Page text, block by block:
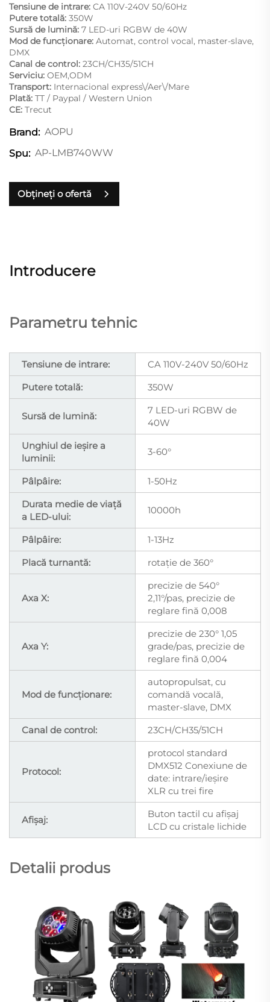
Tensiune de intrare: CA 110V-240V 50/60Hz
Putere totală: 350W
Sursă de lumină: 7 LED-uri RGBW de 40W
Mod de funcționare: Automat, control vocal, master-slave,
DMX
Canal de control: 23CH/CH35/51CH
Serviciu: OEM,ODM
Transport: Internacional express\/Aer\/Mare
Plată: TT / Paypal / Western Union
CE: Trecut
Brand: AOPU
Spu: AP-LMB740WW
Obțineți o ofertă
Introducere
Parametru tehnic
Tensiune de intrare:
CA 110V-240V 50/60Hz
Putere totală:
350W
Sursă de lumină:
7 LED-uri RGBW de
40W
Unghiul de ieșire a
luminii:
3-60°
Pâlpâire:
1-50Hz
Durata medie de viață
a LED-ului:
10000h
Pâlpâire:
1-13Hz
Placă turnantă:
rotație de 360°
Axa X:
precizie de 540°
2,11°/pas, precizie de
reglare fină 0,008
Axa Y:
precizie de 230° 1,05
grade/pas, precizie de
reglare fină 0,004
Mod de funcționare:
autopropulsat, cu
comandă vocală,
master-slave, DMX
Canal de control:
23CH/CH35/51CH
Protocol:
protocol standard
DMX512 Conexiune de
date: intrare/ieșire
XLR cu trei fire
Afișaj:
Buton tactil cu afișaj
LCD cu cristale lichide
Detalii produs